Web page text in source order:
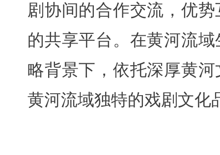
剧协间的合作交流，优
的共享平台。在黄河流
略背景下，依托深厚黄
黄河流域独特的戏剧文化